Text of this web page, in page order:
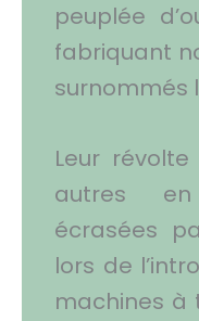
peuplée
fabriquant
surnommés
Leur
autres
écrasées
lors de
machines à